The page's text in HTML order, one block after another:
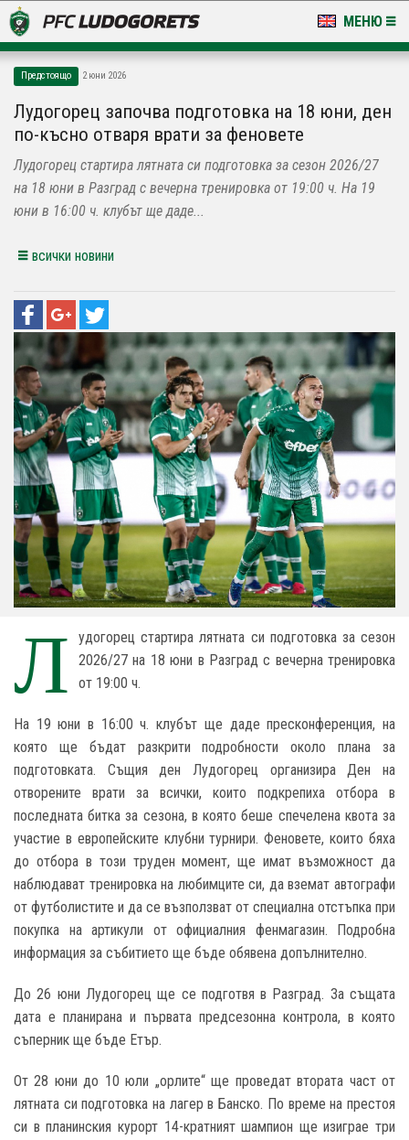
МЕНЮ
LUDOGORETS TV
НА ТЕРЕНА
СТАДИОН & БАЗИ
Предстоящо 2 юни 2026
Лудогорец започва подготовка на 18 юни, ден
по-късно отваря врати за феновете
Лудогорец стартира лятната си подготовка за сезон 2026/27
на 18 юни в Разград с вечерна тренировка от 19:00 ч. На 19
юни в 16:00 ч. клубът ще даде...
всички новини
Л
удогорец стартира лятната си подготовка за сезон
2026/27 на 18 юни в Разград с вечерна тренировка
от 19:00 ч.
На 19 юни в 16:00 ч. клубът ще даде пресконференция, на
която ще бъдат разкрити подробности около плана за
подготовката. Същия ден Лудогорец организира Ден на
отворените врати за всички, които подкрепиха отбора в
последната битка за сезона, в която беше спечелена квота за
участие в европейските клубни турнири. Феновете, които бяха
до отбора в този труден момент, ще имат възможност да
наблюдават тренировка на любимците си, да вземат автографи
от футболистите и да се възползват от специална отстъпка при
покупка на артикули от официалния фенмагазин. Подробна
информация за събитието ще бъде обявена допълнително.
До 26 юни Лудогорец ще се подготвя в Разград. За същата
дата е планирана и първата предсезонна контрола, в която
съперник ще бъде Етър.
От 28 юни до 10 юли „орлите“ ще проведат втората част от
лятната си подготовка на лагер в Банско. По време на престоя
си в планинския курорт 14-кратният шампион ще изиграе три